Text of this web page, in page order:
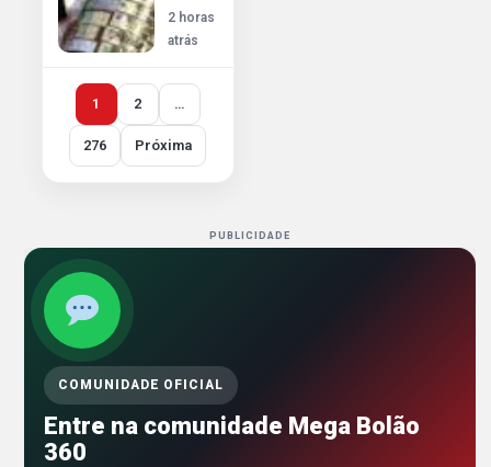
2 horas
atrás
1 2 …
276 Próxima
PUBLICIDADE
COMUNIDADE OFICIAL
Entre na comunidade Mega Bolão
360